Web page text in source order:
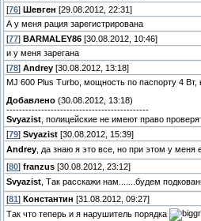
[76] Шевген [29.08.2012, 22:31]
А у меня рация зарегистрирована
[77] BARMALEY86 [30.08.2012, 10:46]
и у меня зарегана
[78] Andrey [30.08.2012, 13:18]
MJ 600 Plus Turbo, мощность по паспорту 4
Добавлено (30.08.2012, 13:18)
---------------------------------------------
Svyazist , полицейские не имеют право
[79] Svyazist [30.08.2012, 15:39]
Andrey , да знаю я это все, но при этом у
[80] franzus [30.08.2012, 23:12]
Svyazist , Так расскажи нам.......будем
[81 ] Константин [31.08.2012, 09:27]
Так что теперь и я нарушитель порядка